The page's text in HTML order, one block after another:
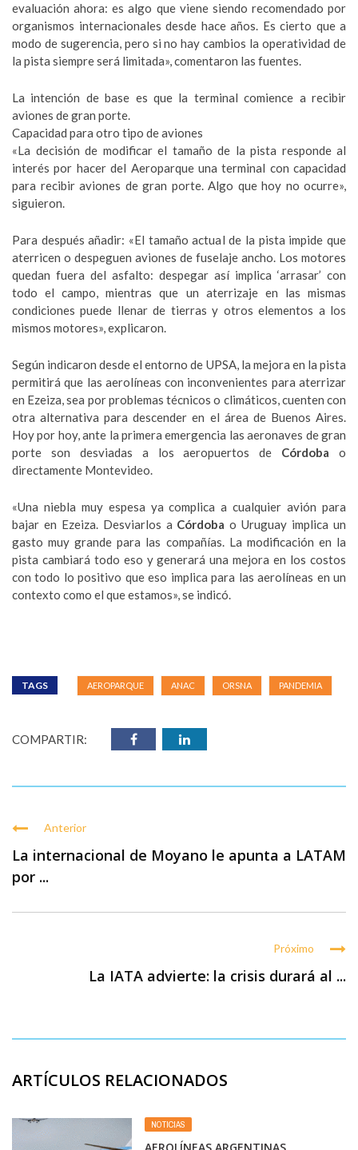
evaluación ahora: es algo que viene siendo recomendado por
organismos internacionales desde hace años. Es cierto que a
modo de sugerencia, pero si no hay cambios la operatividad de
la pista siempre será limitada», comentaron las fuentes.
La intención de base es que la terminal comience a recibir
aviones de gran porte.
Capacidad para otro tipo de aviones
«La decisión de modificar el tamaño de la pista responde al
interés por hacer del Aeroparque una terminal con capacidad
para recibir aviones de gran porte. Algo que hoy no ocurre»,
siguieron.
Para después añadir: «El tamaño actual de la pista impide que
aterricen o despeguen aviones de fuselaje ancho. Los motores
quedan fuera del asfalto: despegar así implica ‘arrasar’ con
todo el campo, mientras que un aterrizaje en las mismas
condiciones puede llenar de tierras y otros elementos a los
mismos motores», explicaron.
Según indicaron desde el entorno de UPSA, la mejora en la pista
permitirá que las aerolíneas con inconvenientes para aterrizar
en Ezeiza, sea por problemas técnicos o climáticos, cuenten con
otra alternativa para descender en el área de Buenos Aires.
Hoy por hoy, ante la primera emergencia las aeronaves de gran
porte son desviadas a los aeropuertos de Córdoba o
directamente Montevideo.
«Una niebla muy espesa ya complica a cualquier avión para
bajar en Ezeiza. Desviarlos a Córdoba o Uruguay implica un
gasto muy grande para las compañías. La modificación en la
pista cambiará todo eso y generará una mejora en los costos
con todo lo positivo que eso implica para las aerolíneas en un
contexto como el que estamos», se indicó.
TAGS AEROPARQUE ANAC ORSNA PANDEMIA
COMPARTIR:
Anterior
La internacional de Moyano le apunta a LATAM
por ...
Próximo
La IATA advierte: la crisis durará al ...
ARTÍCULOS RELACIONADOS
NOTICIAS